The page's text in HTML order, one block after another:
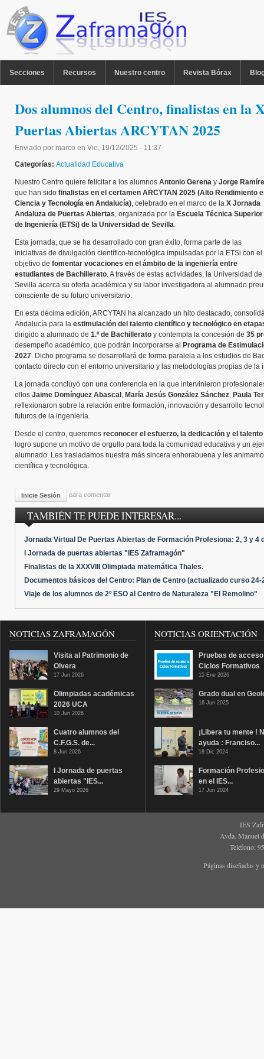
Pasar al contenido principal
Secciones Recursos Nuestro centro Revista Bórax
Dos alumnos del Centro, finalistas en la
Puertas Abiertas ARCYTAN 2025
Enviado por marco en Vie, 19/12/2025 - 11:37
Categorías: Actualidad Educativa
Nuestro Centro quiere felicitar a los alumnos Antonio Gerena y Jorge
que han sido finalistas en el certamen ARCYTAN 2025 (Alto Rendimiento
Ciencia y Tecnología en Andalucía), celebrado en el marco de la X Jornada
Andaluza de Puertas Abiertas, organizada por la Escuela Técnica Superior
de Ingeniería (ETSi) de la Universidad de Sevilla.
Esta jornada, que se ha desarrollado con gran éxito, forma parte de las
iniciativas de divulgación científico-tecnológica impulsadas por la ETSi con el
objetivo de fomentar vocaciones en el ámbito de la ingeniería entre
estudiantes de Bachillerato. A través de estas actividades, la Universidad de
Sevilla acerca su oferta académica y su labor investigadora al alumnado
consciente de su futuro universitario.
En esta décima edición, ARCYTAN ha alcanzado un hito destacado,
Andalucía para la estimulación del talento científico y tecnológico en
dirigido a alumnado de 1.º de Bachillerato y contempla la concesión de 35
desempeño académico, que podrán incorporarse al Programa de
2027. Dicho programa se desarrollará de forma paralela a los estudios de
contacto directo con el entorno universitario y las metodologías propias de la
La jornada concluyó con una conferencia en la que intervinieron
ellos Jaime Domínguez Abascal , María Jesús González Sánchez, Paula
reflexionaron sobre la relación entre formación, innovación y desarrollo
futuros de la ingeniería.
Desde el centro, queremos reconocer el esfuerzo, la dedicación y el
logro supone un motivo de orgullo para toda la comunidad educativa y un
alumnado. Les trasladamos nuestra más sincera enhorabuena y les
científica y tecnológica.
Inicie Sesión para comentar
TAMBIÉN TE PUEDE INTERESAR...
Jornada Virtual De Puertas Abiertas de Formación Profesiona: 2, 3 y 4
I Jornada de puertas abiertas "IES Zaframagón"
Finalistas de la XXXVIII Olimpiada matemática Thales.
Documentos básicos del Centro: Plan de Centro (actualizado curso 24-
Viaje de los alumnos de 2º ESO al Centro de Naturaleza "El Remolino"
NOTICIAS ZAFRAMAGÓN
Visita al Patrimonio de
Olvera
17 Jun 2026
Olimpiadas académicas
2026 UCA
10 Jun 2026
Cuatro alumnos del
C.F.G.S. de...
8 Jun 2026
I Jornada de puertas
abiertas "IES...
29 Mayo 2026
NOTICIAS ORIENTACIÓN
Pruebas de
Ciclos Formativos
15 Ene 2026
Grado dual en
16 Jun 2025
¡Libera tu mente !
ayuda : Franciso...
18 Dic 2024
Formación
en el IES...
17 Jun 2024
IES
Avda. Manuel
Teléfono:
Páginas diseñadas y